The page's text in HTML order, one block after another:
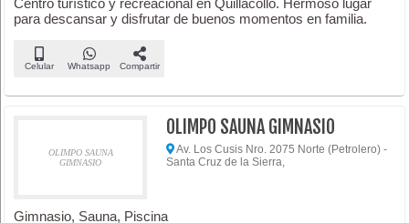
para descansar y disfrutar de buenos momentos en familia.
Celular Whatsapp Compartir
OLIMPO SAUNA
GIMNASIO
OLIMPO SAUNA GIMNASIO
Av. Los Cusis Nro. 2075 Norte (Petrolero) -
Santa Cruz de la Sierra,
Gimnasio, Sauna, Piscina